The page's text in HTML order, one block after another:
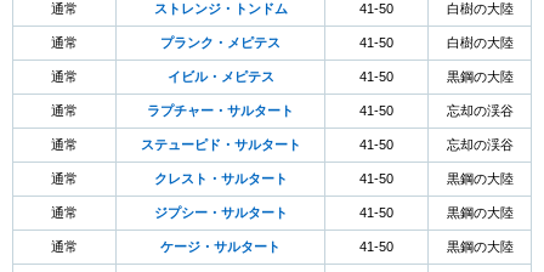
通常 ストレンジ・トンドム 41-50 白樹の大陸
通常 プランク・メピテス 41-50 白樹の大陸
通常 イビル・メピテス 41-50 黒鋼の大陸
通常 ラプチャー・サルタート 41-50 忘却の渓谷
通常 ステューピド・サルタート 41-50 忘却の渓谷
通常 クレスト・サルタート 41-50 黒鋼の大陸
通常 ジプシー・サルタート 41-50 黒鋼の大陸
通常 ケージ・サルタート 41-50 黒鋼の大陸